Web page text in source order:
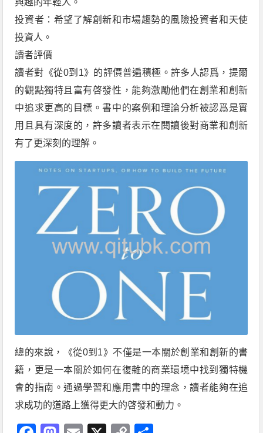
興趣的年輕人。
投資者：希望了解創新和市場趨勢的風險投資者和天使
投資人。
讀者評價
讀者對《從0到1》的評價普遍積極。許多人認爲，提爾
的觀點獨特且富有啓發性，能夠激勵他們在創業和創新
中追求更高的目標。書中的案例和理論分析被認爲是實
用且具有深度的，許多讀者表示在閱讀後對商業和創新
有了更深刻的理解。
總的來說，《從0到1》不僅是一本關於創業和創新的書
籍，更是一本關於如何在復雜的商業環境中找到獨特機
會的指南。通過學習和應用書中的理念，讀者能夠在追
求成功的道路上獲得更大的啓發和動力。